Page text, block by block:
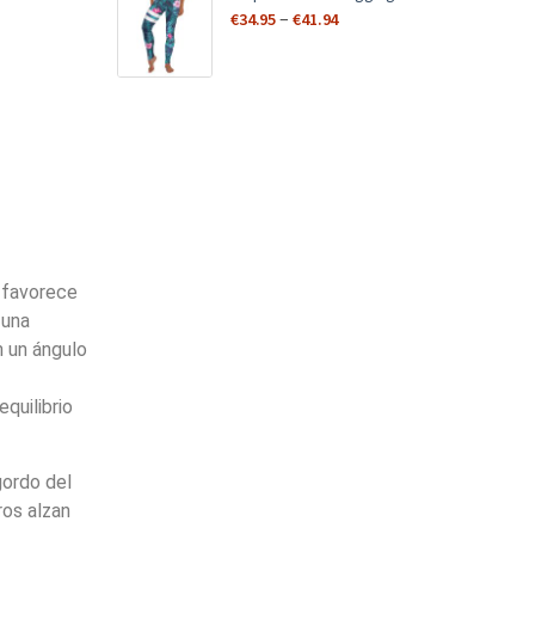
favorece
ángulo
del
alzan
€34.95–€41.94